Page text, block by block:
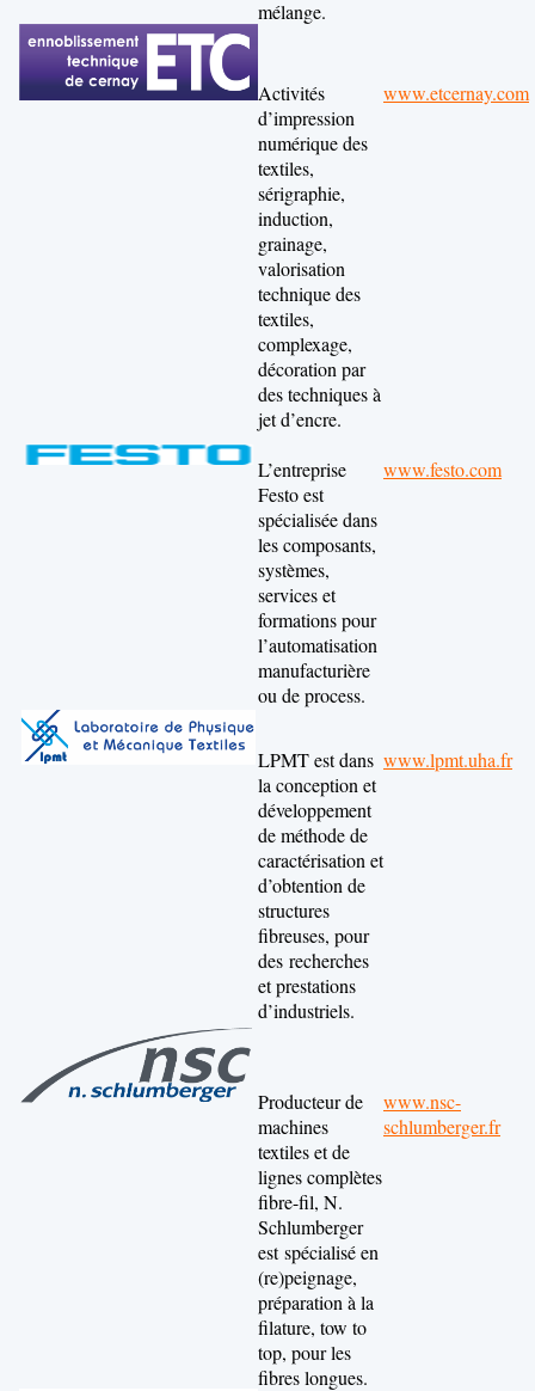
mélange.
Activités
d’impression
numérique des
textiles,
sérigraphie,
induction,
grainage,
valorisation
technique des
textiles,
complexage,
décoration par
des techniques à
jet d’encre.
www.etcernay.com
L’entreprise
Festo est
spécialisée dans
les composants,
systèmes,
services et
formations pour
l’automatisation
manufacturière
ou de process.
www.festo.com
LPMT est dans
la conception et
développement
de méthode de
caractérisation et
d’obtention de
structures
fibreuses, pour
des recherches
et prestations
d’industriels.
www.lpmt.uha.fr
Producteur de
machines
textiles et de
lignes complètes
fibre-fil, N.
Schlumberger
est spécialisé en
(re)peignage,
préparation à la
filature, tow to
top, pour les
fibres longues.
www.nsc-
schlumberger.fr